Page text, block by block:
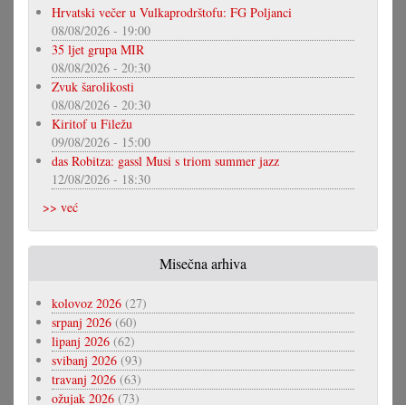
Hrvatski večer u Vulkaprodrštofu: FG Poljanci
08/08/2026 - 19:00
35 ljet grupa MIR
08/08/2026 - 20:30
Zvuk šarolikosti
08/08/2026 - 20:30
Kiritof u Filežu
09/08/2026 - 15:00
das Robitza: gassl Musi s triom summer jazz
12/08/2026 - 18:30
>> već
Misečna arhiva
kolovoz 2026 (27)
srpanj 2026 (60)
lipanj 2026 (62)
svibanj 2026 (93)
travanj 2026 (63)
ožujak 2026 (73)